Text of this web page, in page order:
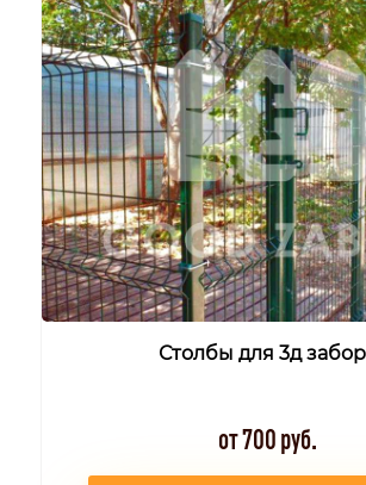
Столбы для 3д
от 700 руб.